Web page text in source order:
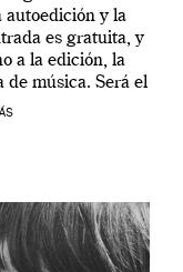
autoedición y la
es gratuita, y
a la edición, la
música. Será el